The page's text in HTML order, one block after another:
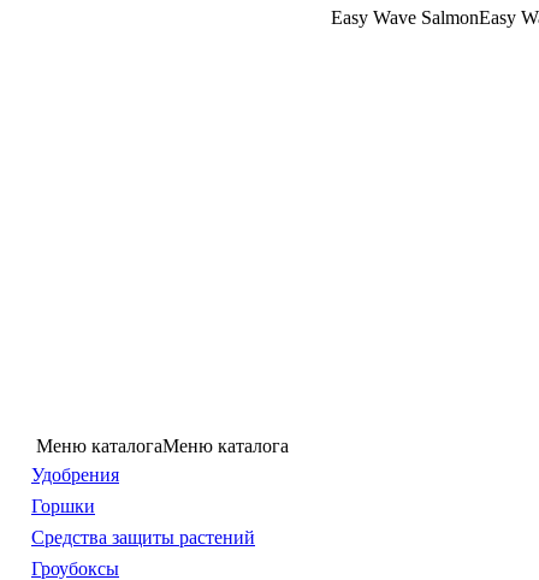
Меню каталогаМеню каталога
Удобрения
Горшки
Средства защиты растений
Гроубоксы
Easy Wave SalmonEasy